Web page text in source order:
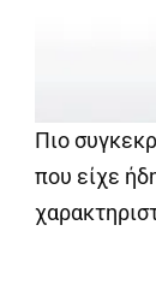
Πιο
που είχε